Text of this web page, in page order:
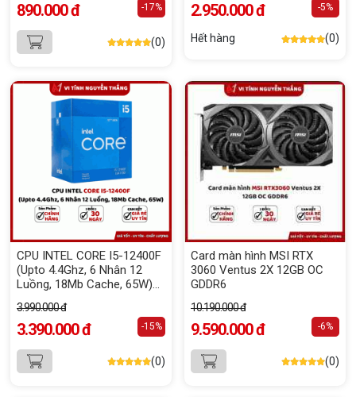
890.000 đ -17%
(0)
2.950.000 đ -5%
Hết hàng (0)
CPU INTEL CORE I5-12400F
(Upto 4.4Ghz, 6 Nhân 12
Luồng, 18Mb Cache, 65W)
3.990.000 đ
3.390.000 đ -15%
(0)
Card màn hình MSI RTX
3060 Ventus 2X 12GB OC
GDDR6
10.190.000 đ
9.590.000 đ -6%
(0)